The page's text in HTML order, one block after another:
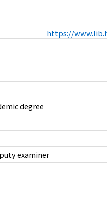
https://
degree
examiner